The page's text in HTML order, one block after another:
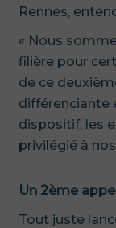
Rennes,
« Nous
filière pour
de ce
différenciante
dispositif, les
privilégié à
Un 2ème
Tout juste